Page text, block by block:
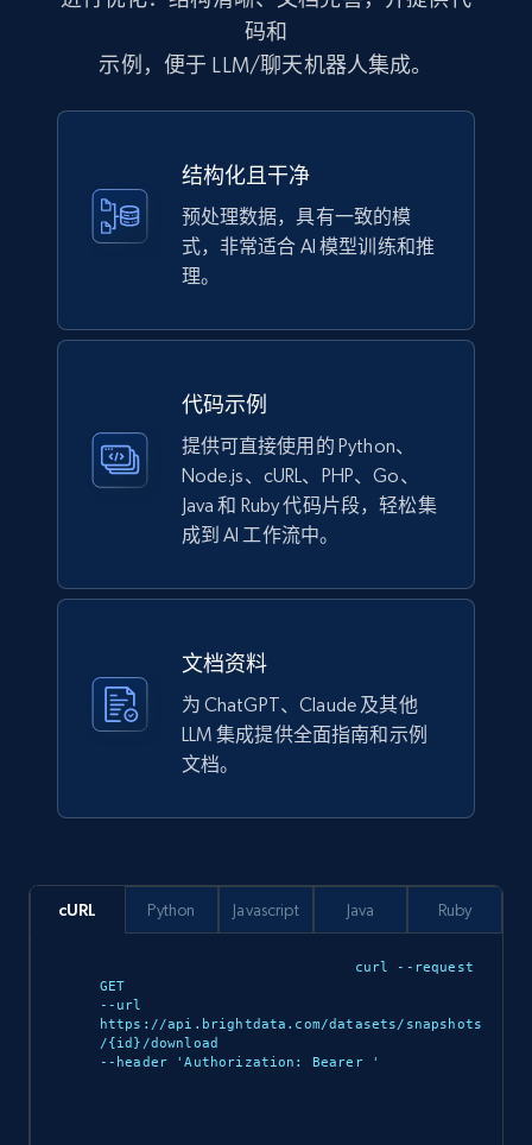
URL, Product id, Title, Images, Final price,
Currency, Discount, Initial price, and more.
eCommerce
149+
URL, Domain, Marketplace pn, Sku, Other pn,
eCommerce
162+
URL, Title, Rating, Reviews, Initial price, Final
price, Currency, Stock, and more.
Description, In stock, Color, Size, Reviews
count, Main image, Category url, Category, and
more.
码和
示例，便于 LLM/聊天机器人集成。
结构化且干净
预处理数据，具有一致的模
式，非常适合 AI 模型训练和推
理。
代码示例
提供可直接使用的 Python、
Node.js、cURL、PHP、Go、
Java 和 Ruby 代码片段，轻松集
成到 AI 工作流中。
文档资料
为 ChatGPT、Claude 及其他
LLM 集成提供全面指南和示例
文档。
cURL
curl --request
GET
--url
https://api.brightdata.com/datasets/snapshots
/{id}/download
--header 'Authorization: Bearer
'
Python Javascript Java Ruby